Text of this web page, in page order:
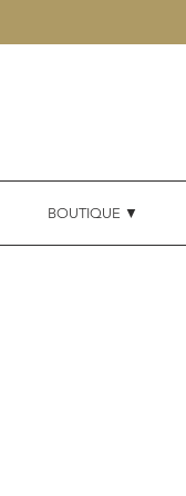
BOUTIQUE ▼